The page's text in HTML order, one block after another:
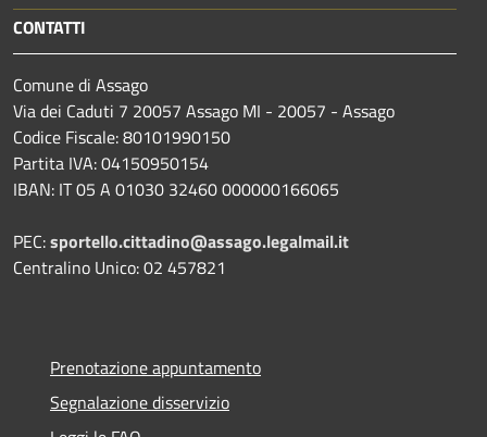
CONTATTI
Comune di Assago
Via dei Caduti 7 20057 Assago MI - 20057 - Assago
Codice Fiscale: 80101990150
Partita IVA: 04150950154
IBAN: IT 05 A 01030 32460 000000166065
PEC:sportello.cittadino@assago.legalmail.it
Centralino Unico: 02 457821
Prenotazione appuntamento
Segnalazione disservizio